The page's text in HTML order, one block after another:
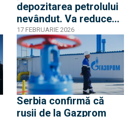
depozitarea petrolului
nevândut. Va reduce
Kremlinul producția?
17 FEBRUARIE 2026
Serbia confirmă că
rușii de la Gazprom